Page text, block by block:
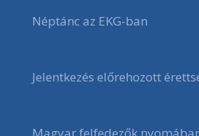
Néptánc az EKG-ban
Jelentkezés előrehozott
Magyar felfedezők